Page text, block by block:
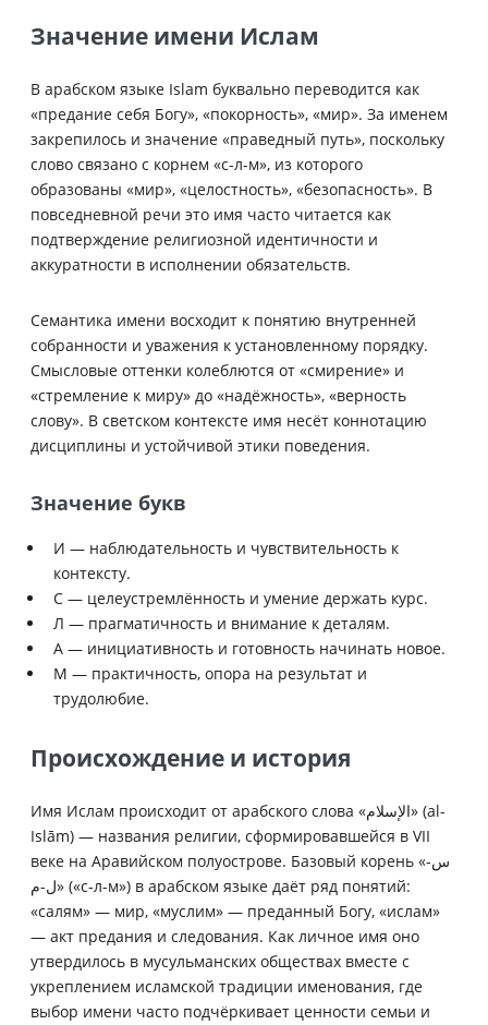
Значение имени Ислам
В арабском языке Islam буквально переводится как
«предание себя Богу», «покорность», «мир». За именем
закрепилось и значение «праведный путь», поскольку
слово связано с корнем «с-л-м», из которого
образованы «мир», «целостность», «безопасность». В
повседневной речи это имя часто читается как
подтверждение религиозной идентичности и
аккуратности в исполнении обязательств.
Семантика имени восходит к понятию внутренней
собранности и уважения к установленному порядку.
Смысловые оттенки колеблются от «смирение» и
«стремление к миру» до «надёжность», «верность
слову». В светском контексте имя несёт коннотацию
дисциплины и устойчивой этики поведения.
Значение букв
И — наблюдательность и чувствительность к
контексту.
С — целеустремлённость и умение держать курс.
Л — прагматичность и внимание к деталям.
А — инициативность и готовность начинать новое.
М — практичность, опора на результат и
трудолюбие.
Происхождение и история
Имя Ислам происходит от арабского слова «الإسلام» (al-
Islām) — названия религии, сформировавшейся в VII
веке на Аравийском полуострове. Базовый корень «س-
ل-م» («с-л-м») в арабском языке даёт ряд понятий:
«салям» — мир, «муслим» — преданный Богу, «ислам»
— акт предания и следования. Как личное имя оно
утвердилось в мусульманских обществах вместе с
укреплением исламской традиции именования, где
выбор имени часто подчёркивает ценности семьи и